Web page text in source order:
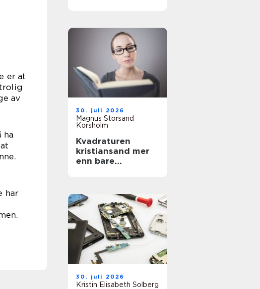
at
av
ha
30. juli 2026
Magnus Storsand
Korsholm
Kvadraturen
kristiansand mer
enn bare
30. juli 2026
Kristin Elisabeth Solberg